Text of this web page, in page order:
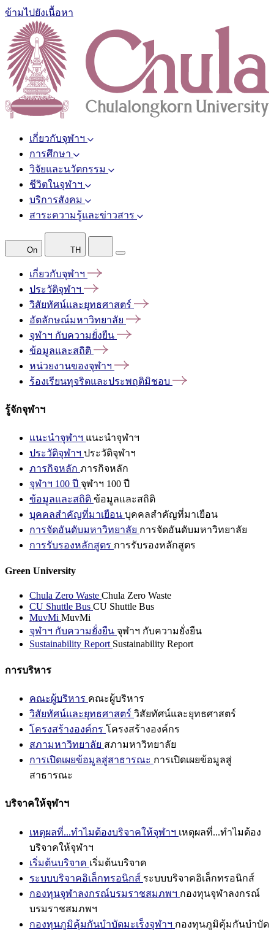
ข้ามไปยังเนื้อหา
เกี่ยวกับจุฬาฯ
การศึกษา
วิจัยและนวัตกรรม
ชีวิตในจุฬาฯ
บริการสังคม
สาระความรู้และข่าวสาร
On TH
เกี่ยวกับจุฬาฯ
ประวัติจุฬาฯ
วิสัยทัศน์และยุทธศาสตร์
อัตลักษณ์มหาวิทยาลัย
จุฬาฯ กับความยั่งยืน
ข้อมูลและสถิติ
หน่วยงานของจุฬาฯ
ร้องเรียนทุจริตและประพฤติมิชอบ
รู้จักจุฬาฯ
แนะนำจุฬาฯ แนะนำจุฬาฯ
ประวัติจุฬาฯ ประวัติจุฬาฯ
ภารกิจหลัก ภารกิจหลัก
จุฬาฯ 100 ปี จุฬาฯ 100 ปี
ข้อมูลและสถิติ ข้อมูลและสถิติ
บุคคลสำคัญที่มาเยือน บุคคลสำคัญที่มาเยือน
การจัดอันดับมหาวิทยาลัย การจัดอันดับมหาวิทยาลัย
การรับรองหลักสูตร การรับรองหลักสูตร
Green University
Chula Zero Waste Chula Zero Waste
CU Shuttle Bus CU Shuttle Bus
MuvMi MuvMi
จุฬาฯ กับความยั่งยืน จุฬาฯ กับความยั่งยืน
Sustainability Report Sustainability Report
การบริหาร
คณะผู้บริหาร คณะผู้บริหาร
วิสัยทัศน์และยุทธศาสตร์ วิสัยทัศน์และยุทธศาสตร์
โครงสร้างองค์กร โครงสร้างองค์กร
สภามหาวิทยาลัย สภามหาวิทยาลัย
การเปิดเผยข้อมูลสู่สาธารณะ การเปิดเผยข้อมูลสู่
สาธารณะ
บริจาคให้จุฬาฯ
เหตุผลที่...ทำไมต้องบริจาคให้จุฬาฯ เหตุผลที่...ทำไมต้อง
บริจาคให้จุฬาฯ
เริ่มต้นบริจาค เริ่มต้นบริจาค
ระบบบริจาคอิเล็กทรอนิกส์ ระบบบริจาคอิเล็กทรอนิกส์
กองทุนจุฬาลงกรณ์บรมราชสมภพฯ กองทุนจุฬาลงกรณ์
บรมราชสมภพฯ
กองทุนภูมิคุ้มกันบำบัดมะเร็งจุฬาฯ กองทุนภูมิคุ้มกันบำบัด